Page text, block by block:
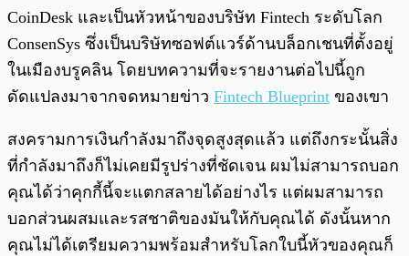
CoinDesk และเป็นหัวหน้าของบริษัท Fintech ระดับโลก
ConsenSys ซึ่งเป็นบริษัทซอฟต์แวร์ด้านบล็อกเชนที่ตั้งอยู่
ในเมืองบรูคลิน โดยบทความที่จะรายงานต่อไปนี้ถูก
ดัดแปลงมาจากจดหมายข่าว Fintech Blueprint ของเขา
สงครามการเงินกำลังมาถึงจุดสูงสุดแล้ว แต่ถึงกระนั้นสิ่ง
ที่กำลังมาถึงก็ไม่เคยมีรูปร่างที่ชัดเจน ผมไม่สามารถบอก
คุณได้ว่าคุกกี้นี้จะแตกสลายได้อย่างไร แต่ผมสามารถ
บอกส่วนผสมและรสชาติของมันให้กับคุณได้ ดังนั้นหาก
คุณไม่ได้เตรียมความพร้อมสำหรับโลกใบนี้หัวของคุณก็